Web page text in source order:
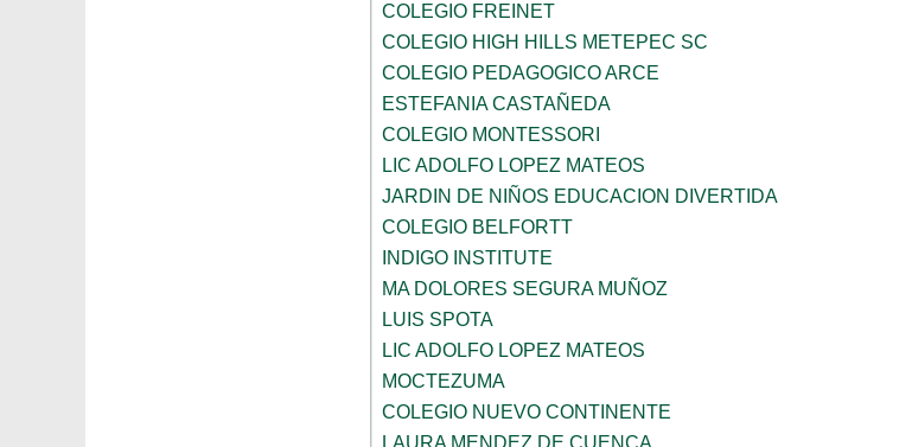
COLEGIO FREINET
COLEGIO HIGH HILLS METEPEC SC
COLEGIO PEDAGOGICO ARCE
ESTEFANIA CASTAÑEDA
COLEGIO MONTESSORI
LIC ADOLFO LOPEZ MATEOS
JARDIN DE NIÑOS EDUCACION DIVERTIDA
COLEGIO BELFORTT
INDIGO INSTITUTE
MA DOLORES SEGURA MUÑOZ
LUIS SPOTA
LIC ADOLFO LOPEZ MATEOS
MOCTEZUMA
COLEGIO NUEVO CONTINENTE